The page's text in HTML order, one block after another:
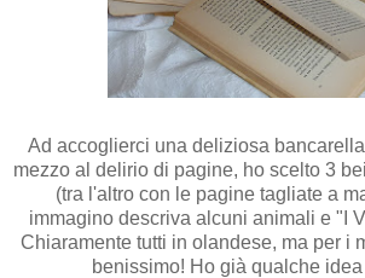
Ad accoglierci una deliziosa
mezzo al delirio di pagine, ho scelto 3
(tra l'altro con le pagine tagliate a
immagino descriva alcuni animali e "I
Chiaramente tutti in olandese, ma per i
benissimo! Ho già qualche